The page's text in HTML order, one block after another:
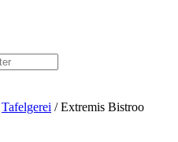
Tafelgerei / Extremis Bistroo